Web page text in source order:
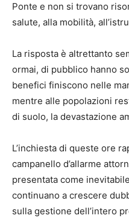
Ponte e non si trovano
salute, alla mobilità,
La risposta è altrettanto
ormai, di pubblico hanno
benefici finiscono nelle
mentre alle popolazioni
di suolo, la devastazione
L’inchiesta di queste ore
campanello d’allarme
presentata come
continuano a crescere
sulla gestione dell’intero